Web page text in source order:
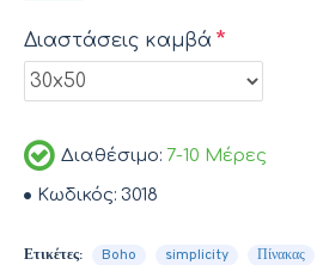
Διαθέσιμο: 7-10 Μέρες
Κωδικός: 3018
Διαστάσεις καμβά
Ετικέτες: Boho simplicity Πίνακας